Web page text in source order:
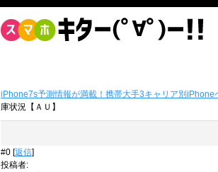
iPhone7s予測情報が満載！携帯大手3キャリア別iPhone
庫状況【ＡＵ】
#0 [返信]
投稿者: